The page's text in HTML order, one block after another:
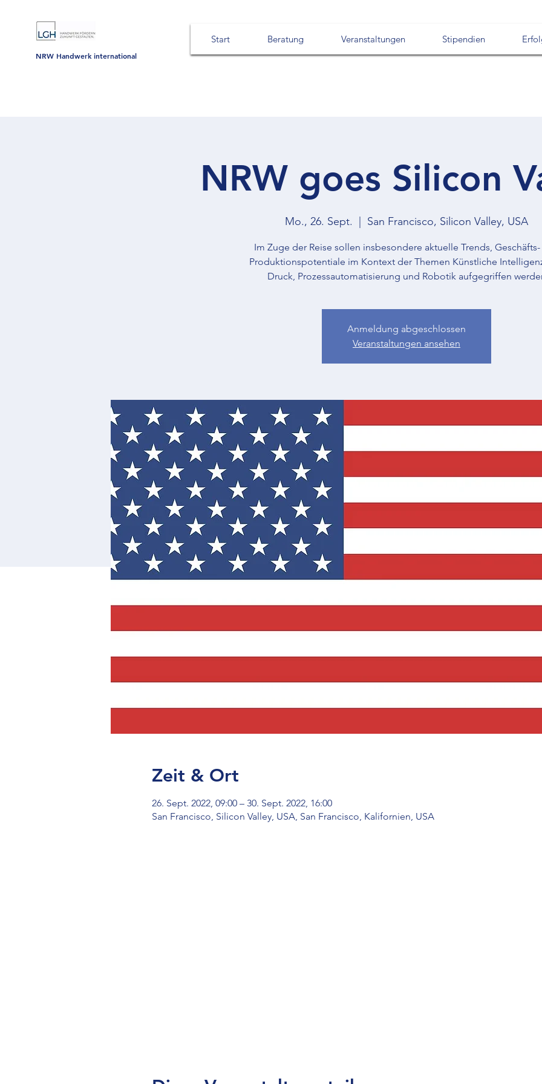
NRW Handwerk international
Start Beratung Veranstaltungen Stipendien
NRW goes Silicon
Mo., 26. Sept. San Francisco, Silicon Valley, USA
Im Zuge der Reise sollen insbesondere aktuelle Trends,
Produktionspotentiale im Kontext der Themen Künstliche
Druck, Prozessautomatisierung und Robotik aufgegriffen
Anmeldung abgeschlossen
Veranstaltungen ansehen
Zeit & Ort
26. Sept. 2022, 09:00 – 30. Sept. 2022, 16:00
San Francisco, Silicon Valley, USA, San Francisco, Kalifornien, USA